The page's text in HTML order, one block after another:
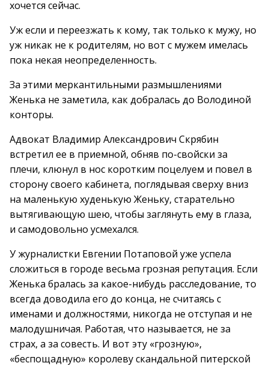
хочется сейчас.
Уж если и переезжать к кому, так только к мужу, но
уж никак не к родителям, но вот с мужем имелась
пока некая неопределенность.
За этими меркантильными размышлениями
Женька не заметила, как добралась до Володиной
конторы.
Адвокат Владимир Александрович Скрябин
встретил ее в приемной, обняв по-свойски за
плечи, клюнул в нос коротким поцелуем и повел в
сторону своего кабинета, поглядывая сверху вниз
на маленькую худенькую Женьку, старательно
вытягивающую шею, чтобы заглянуть ему в глаза,
и самодовольно усмехался.
У журналистки Евгении Потаповой уже успела
сложиться в городе весьма грозная репутация. Если
Женька бралась за какое-нибудь расследование, то
всегда доводила его до конца, не считаясь с
именами и должностями, никогда не отступая и не
малодушничая. Работая, что называется, не за
страх, а за совесть. И вот эту «грозную»,
«беспощадную» королеву скандальной питерской